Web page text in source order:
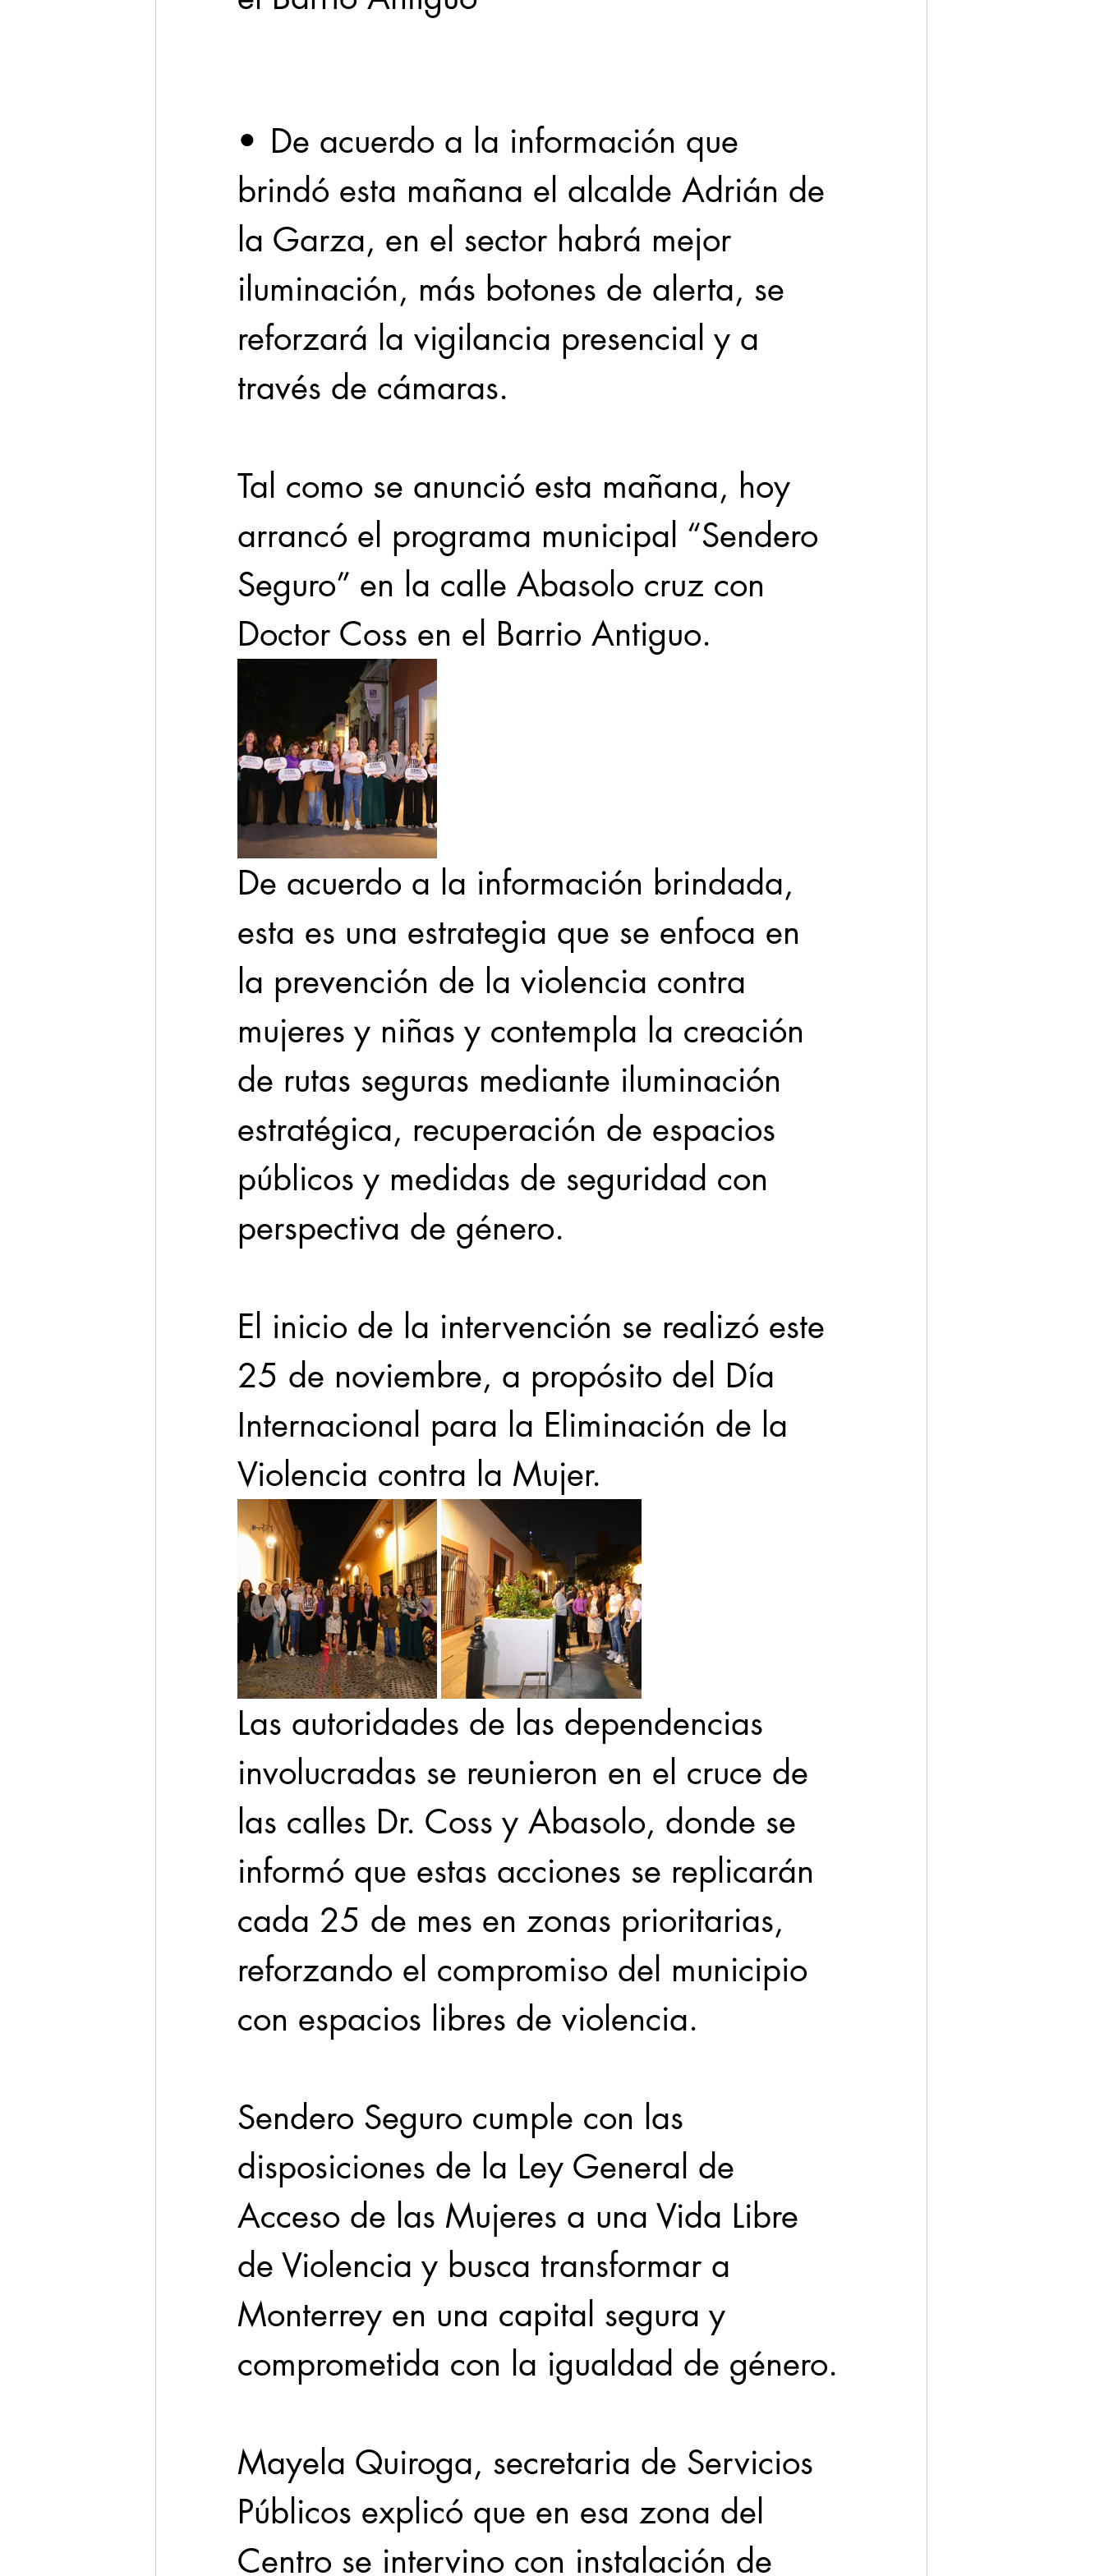
1 enero
•	De acuerdo a la información que
brindó esta mañana el alcalde Adrián de
la Garza, en el sector habrá mejor
iluminación, más botones de alerta, se
reforzará la vigilancia presencial y a
través de cámaras.
Tal como se anunció esta mañana, hoy
arrancó el programa municipal “Sendero
Seguro” en la calle Abasolo cruz con
Doctor Coss en el Barrio Antiguo.
De acuerdo a la información brindada,
esta es una estrategia que se enfoca en
la prevención de la violencia contra
mujeres y niñas y contempla la creación
de rutas seguras mediante iluminación
estratégica, recuperación de espacios
públicos y medidas de seguridad con
perspectiva de género.
El inicio de la intervención se realizó este
25 de noviembre, a propósito del Día
Internacional para la Eliminación de la
Violencia contra la Mujer.
Las autoridades de las dependencias
involucradas se reunieron en el cruce de
las calles Dr. Coss y Abasolo, donde se
informó que estas acciones se replicarán
cada 25 de mes en zonas prioritarias,
reforzando el compromiso del municipio
con espacios libres de violencia.
Sendero Seguro cumple con las
disposiciones de la Ley General de
Acceso de las Mujeres a una Vida Libre
de Violencia y busca transformar a
Monterrey en una capital segura y
comprometida con la igualdad de género.
Mayela Quiroga, secretaria de Servicios
Públicos explicó que en esa zona del
Centro se intervino con instalación de